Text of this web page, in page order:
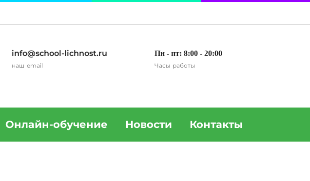
info@school-lichnost.ru
наш email
Пн - пт: 8:00 - 20:00
Часы работы
Онлайн-обучение Новости Контакты